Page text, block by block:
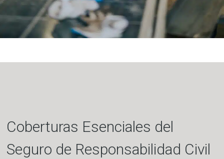
Coberturas Esenciales del
Seguro de Responsabilidad Civil